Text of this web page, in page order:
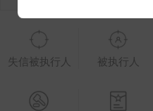
失信被执行人 被执行人
权益说明
企业全部电话